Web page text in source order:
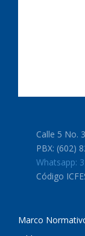
Calle 5 No.
PBX: (602)
Whatsapp:
Código
Marco